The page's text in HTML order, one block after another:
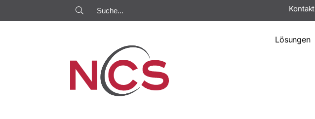
Kontakt
Lösungen